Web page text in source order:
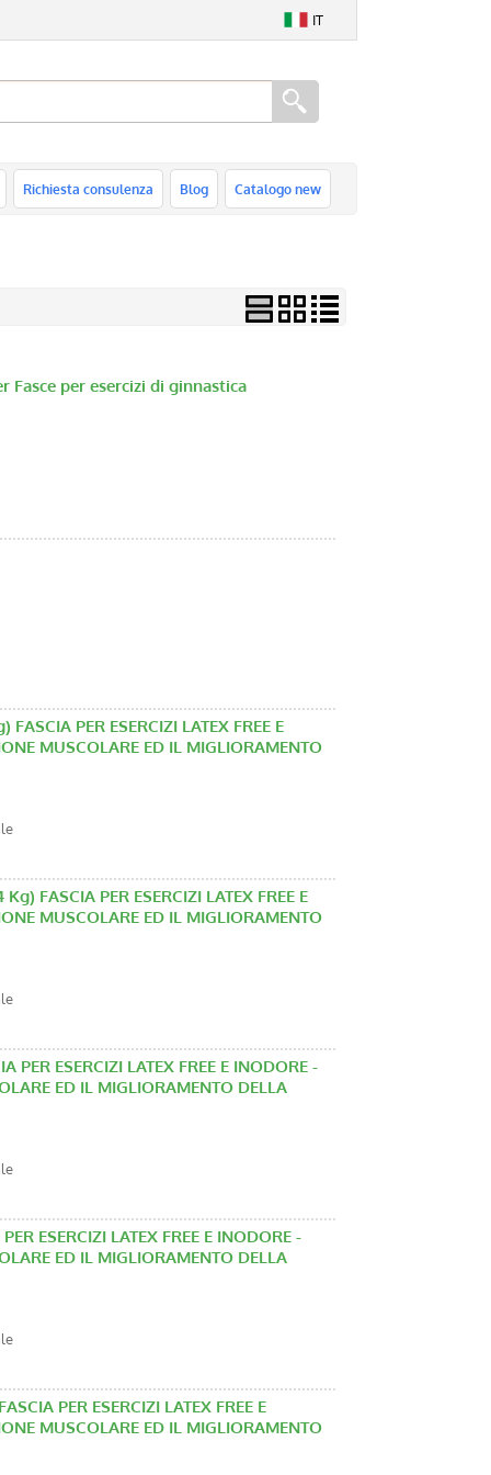
IT
Richiesta consulenza Blog Catalogo new
Fasce per esercizi di ginnastica
PER ESERCIZI LATEX FREE E
MUSCOLARE ED IL MIGLIORAMENTO
FASCIA PER ESERCIZI LATEX FREE E
MUSCOLARE ED IL MIGLIORAMENTO
ESERCIZI LATEX FREE E INODORE -
ED IL MIGLIORAMENTO DELLA
ESERCIZI LATEX FREE E INODORE -
ED IL MIGLIORAMENTO DELLA
PER ESERCIZI LATEX FREE E
MUSCOLARE ED IL MIGLIORAMENTO